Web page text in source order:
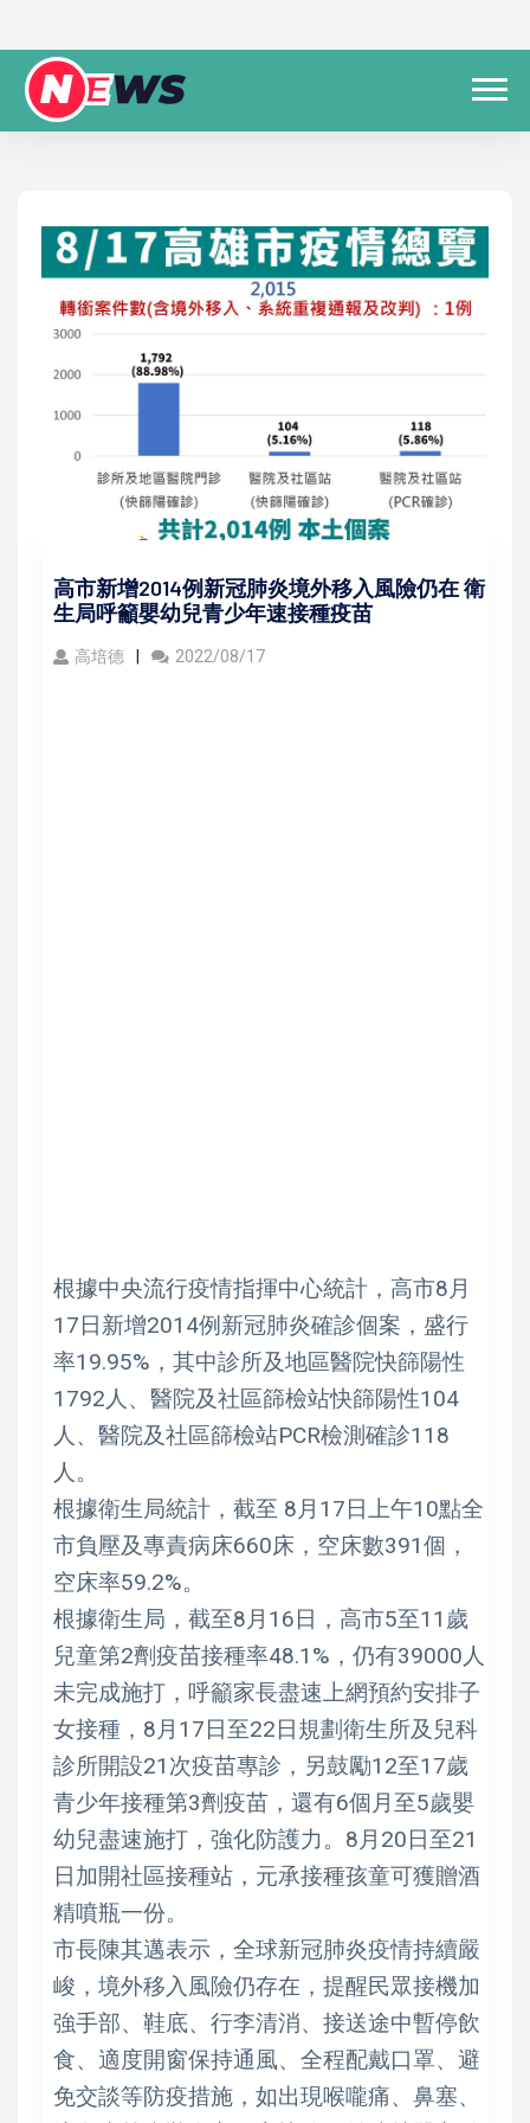
高市新增2014例新冠肺炎境外移入風險仍在 衛
生局呼籲嬰幼兒青少年速接種疫苗
高培德 2022/08/17
根據中央流行疫情指揮中心統計，高市8月
17日新增2014例新冠肺炎確診個案，盛行
率19.95%，其中診所及地區醫院快篩陽性
1792人、醫院及社區篩檢站快篩陽性104
人、醫院及社區篩檢站PCR檢測確診118
人。
根據衛生局統計，截至 8月17日上午10點全
市負壓及專責病床660床，空床數391個，
空床率59.2%。
根據衛生局，截至8月16日，高市5至11歲
兒童第2劑疫苗接種率48.1%，仍有39000人
未完成施打，呼籲家長盡速上網預約安排子
女接種，8月17日至22日規劃衛生所及兒科
診所開設21次疫苗專診，另鼓勵12至17歲
青少年接種第3劑疫苗，還有6個月至5歲嬰
幼兒盡速施打，強化防護力。8月20日至21
日加開社區接種站，元承接種孩童可獲贈酒
精噴瓶一份。
市長陳其邁表示，全球新冠肺炎疫情持續嚴
峻，境外移入風險仍存在，提醒民眾接機加
強手部、鞋底、行李清消、接送途中暫停飲
食、適度開窗保持通風、全程配戴口罩、避
免交談等防疫措施，如出現喉嚨痛、鼻塞、